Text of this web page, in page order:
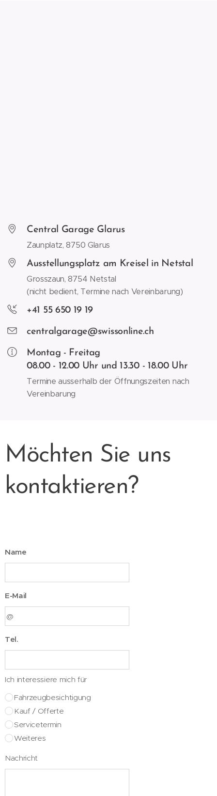
Central Garage Glarus
Zaunplatz, 8750 Glarus
Ausstellungsplatz am Kreisel in Netstal
Grosszaun, 8754 Netstal
(nicht bedient, Termine nach Vereinbarung)
+41 55 650 19 19
centralgarage@swissonline.ch
Montag - Freitag
08.00 - 12.00 Uhr und 13.30 - 18.00 Uhr
Termine ausserhalb der Öffnungszeiten nach
Vereinbarung
Möchten Sie uns
kontaktieren?
Name
E-Mail
Tel.
Ich interessiere mich für
Fahrzeugbesichtigung
Kauf / Offerte
Servicetermin
Weiteres
Nachricht